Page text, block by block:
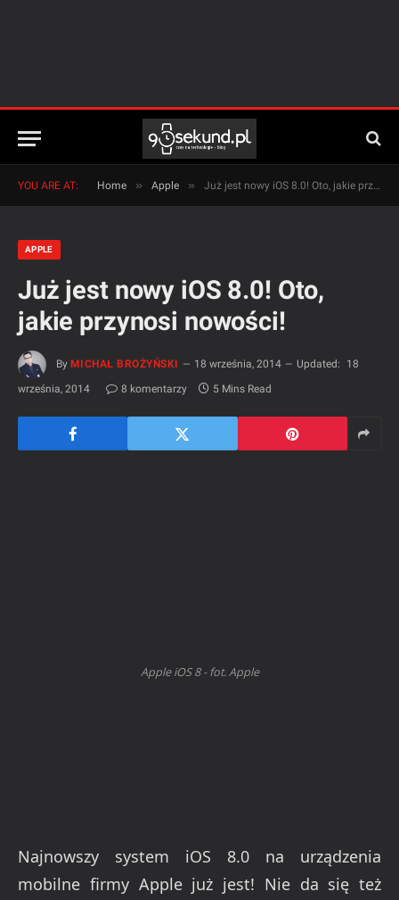
YOU ARE AT: Home » Apple » Już jest nowy iOS 8.0! Oto, jakie przynosi nowości!
APPLE
Już jest nowy iOS 8.0! Oto,
jakie przynosi nowości!
By MICHAŁ BROŻYŃSKI 18 września, 2014 Updated:
18
września, 2014
8 komentarzy 5 Mins Read
Apple iOS 8 - fot. Apple
Najnowszy system iOS 8.0 na urządzenia
mobilne firmy Apple już jest! Nie da się też